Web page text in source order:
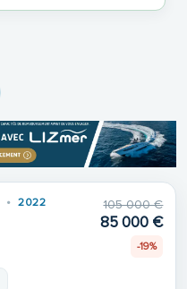
Place de port
2022 105 000 €
85 000 €
-19%